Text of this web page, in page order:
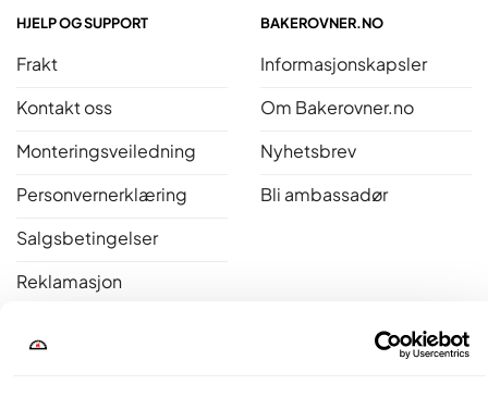
HJELP OG SUPPORT
Frakt
Kontakt oss
Monteringsveiledning
Personvernerklæring
Salgsbetingelser
Reklamasjon
BAKEROVNER.NO
Informasjonskapsler
Om Bakerovner.no
Nyhetsbrev
Bli ambassadør